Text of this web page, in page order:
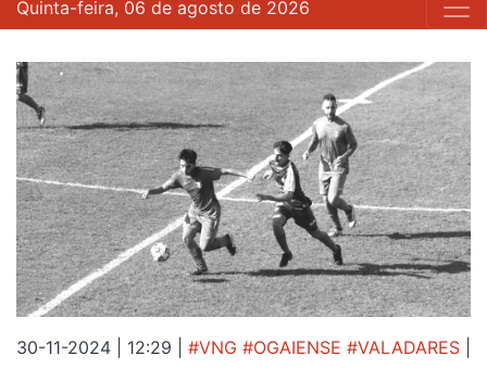
Quinta-feira, 06 de agosto de 2026
30-11-2024 | 12:29 #VNG #OGAIENSE #VALADARES